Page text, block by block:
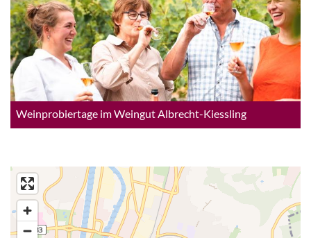
Weinprobiertage im Weingut Albrecht-Kiessling